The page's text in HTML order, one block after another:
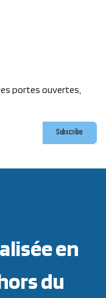
portes ouvertes,
Subscribe
en
du